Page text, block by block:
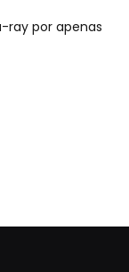
ray por apenas